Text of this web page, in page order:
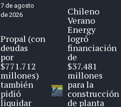
7 de agosto
de 2026
Propal (con
deudas
por
$771.712
millones)
también
pidió
liquidar
Chileno
Verano
Energy
logró
financiación
de
$37.481
millones
para la
construcción
de planta